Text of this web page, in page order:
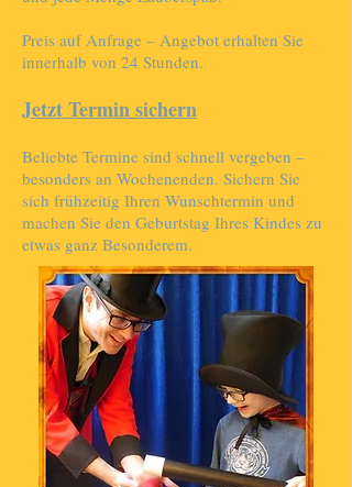
Preis auf Anfrage – Angebot erhalten Sie
innerhalb von 24 Stunden.
Jetzt Termin sichern
Beliebte Termine sind schnell vergeben –
besonders an Wochenenden. Sichern Sie
sich frühzeitig Ihren Wunschtermin und
machen Sie den Geburtstag Ihres Kindes zu
etwas ganz Besonderem.